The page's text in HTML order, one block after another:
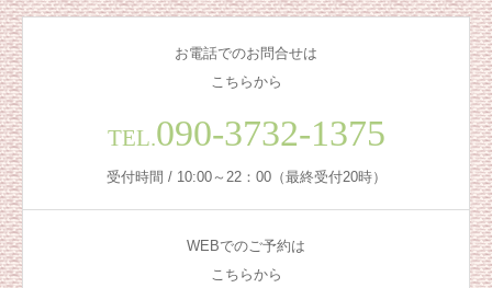
お電話でのお問合せは
こちらから
TEL.090-3732-1375
受付時間 / 10:00～22：00（最終受付20時）
WEBでのご予約は
こちらから